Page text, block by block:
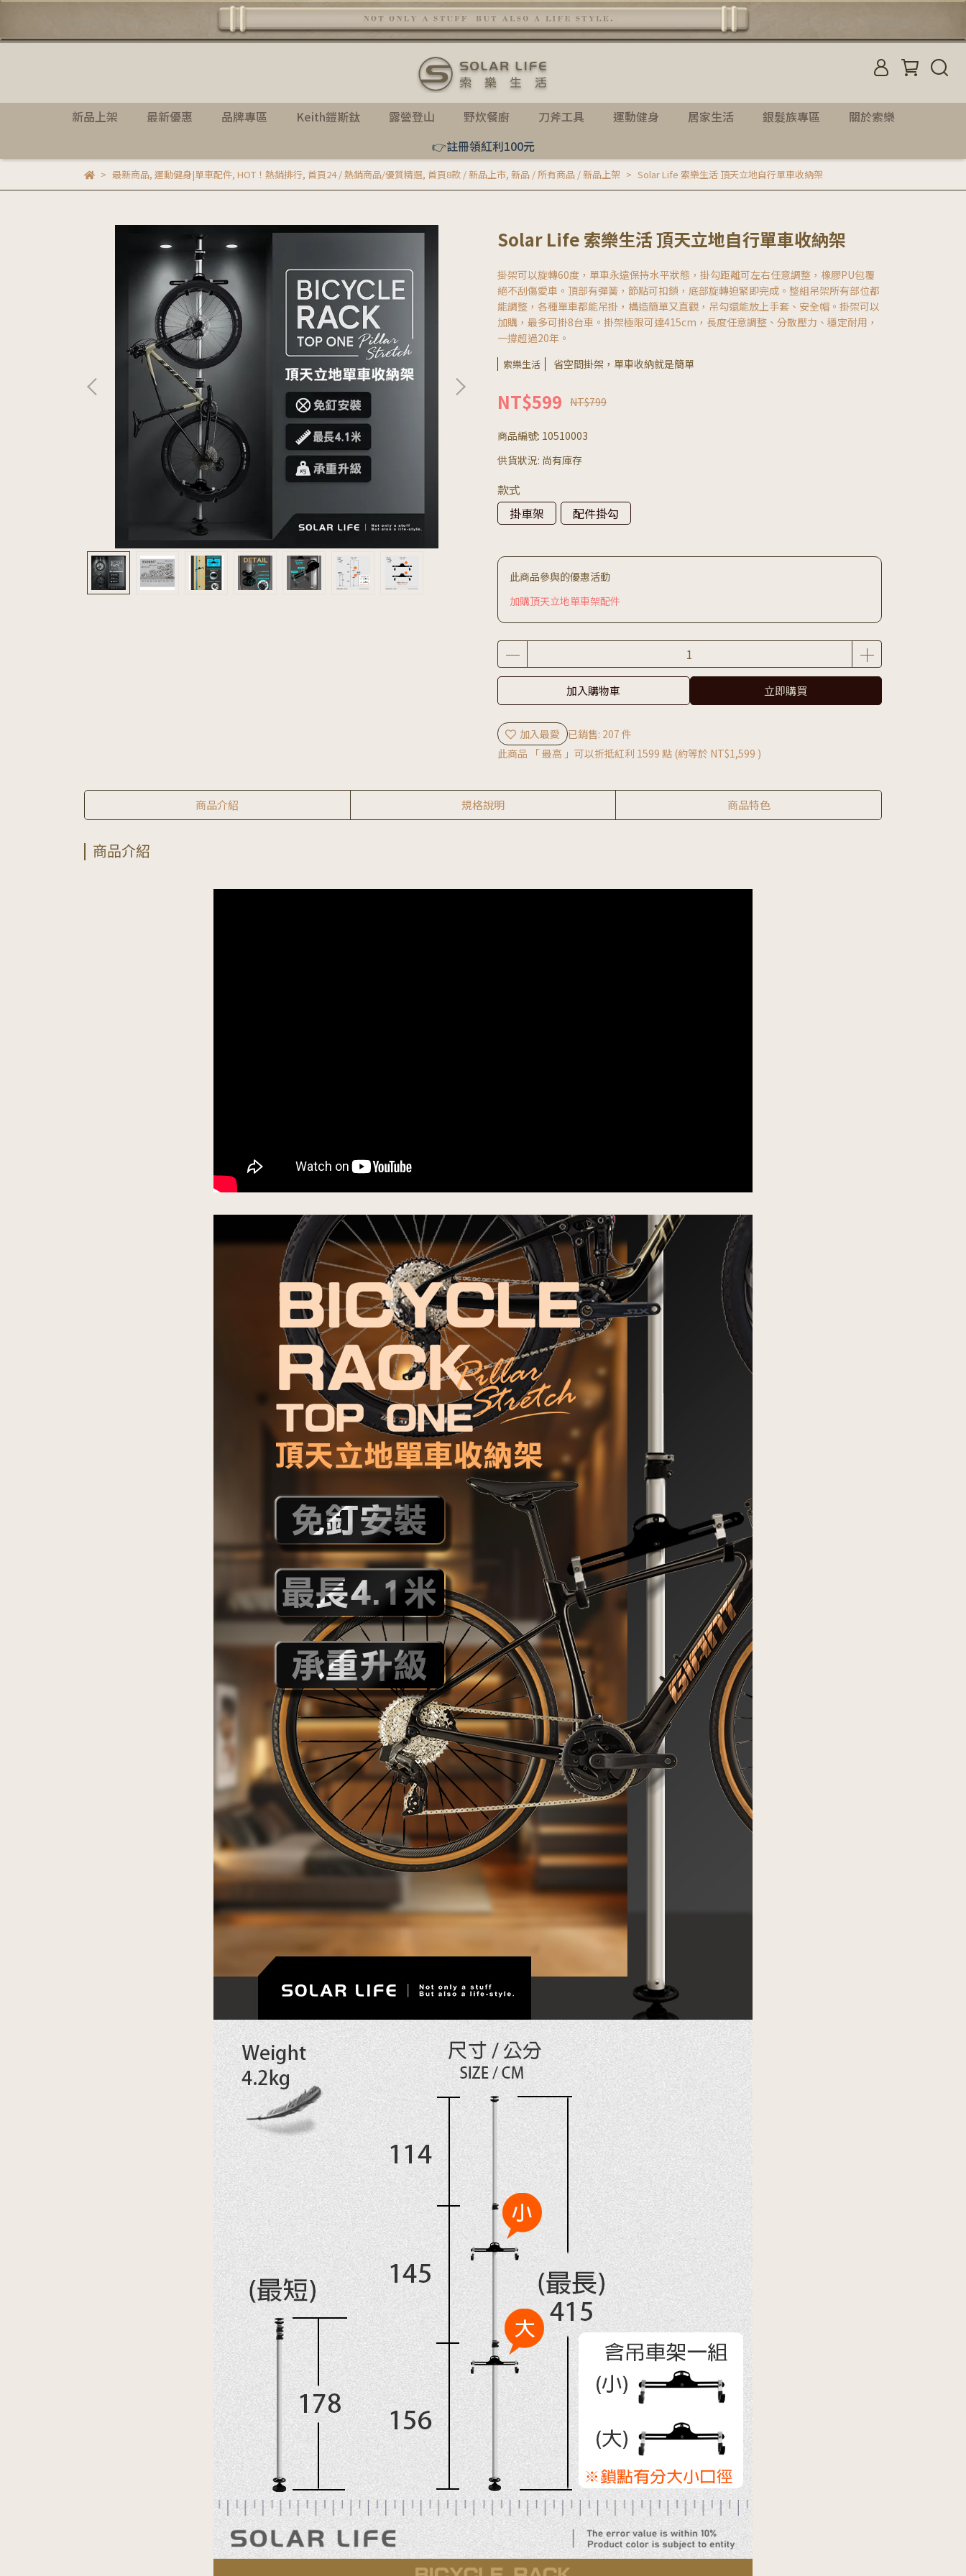
新品上架 最新優惠 品牌專區 Keith鎧斯鈦 露營登山 野炊餐廚 刀斧工具 運動健身 居家生活 銀髮族專區
關於索樂
👉註冊領紅利100元
最新商品, 運動健身|單車配件, HOT！熱銷排行, 首頁24 / 熱銷商品/優質精選, 首頁8款 / 新品上市, 新品 / 所有商品 / 新品上架 Solar Life 索樂生活 頂天立地自行單車收納架
Solar Life 索樂生活 頂天立地自行單車收納架
掛架可以旋轉60度，單車永遠保持水平狀態，掛勾距離可左右任意調整，橡膠PU包覆
絕不刮傷愛車。頂部有彈簧，節點可扣鎖，底部旋轉迫緊即完成。整組吊架所有部位都
能調整，各種單車都能吊掛，構造簡單又直觀，吊勾還能放上手套、安全帽。掛架可以
加購，最多可掛8台車。掛架極限可達415cm，長度任意調整、分散壓力、穩定耐用，
一撐超過20年。
索樂生活 省空間掛架，單車收納就是簡單
NT$599 NT$799
商品編號: 10510003
供貨狀況: 尚有庫存
款式
掛車架
配件掛勾
此商品參與的優惠活動
加購頂天立地單車架配件
加入購物車 立即購買
加入最愛
已銷售: 207 件
此商品 「 最高 」可以折抵紅利 1599 點 (約等於 NT$1,599 )
商品介紹 規格說明 商品特色
商品介紹